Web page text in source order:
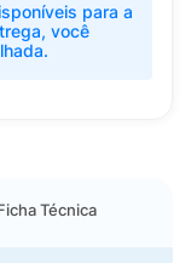
para a
você
Técnica